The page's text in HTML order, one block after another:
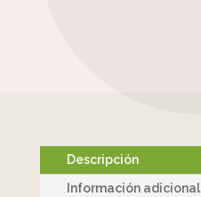
Descripción
Información adicional